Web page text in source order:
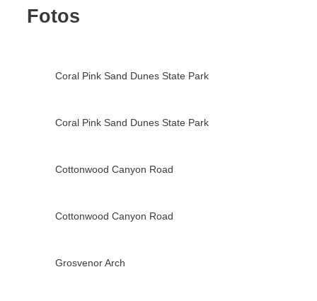
Fotos
Coral Pink Sand Dunes State Park
Coral Pink Sand Dunes State Park
Cottonwood Canyon Road
Cottonwood Canyon Road
Grosvenor Arch